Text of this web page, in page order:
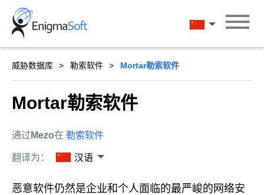
Skip
content
汉语
威胁数据库 勒索软件 Mortar勒索软件
Mortar勒索软件
通过 Mezo在 勒索软件
翻译为： 汉语
恶意软件仍然是企业和个人面临的最严峻的网络安